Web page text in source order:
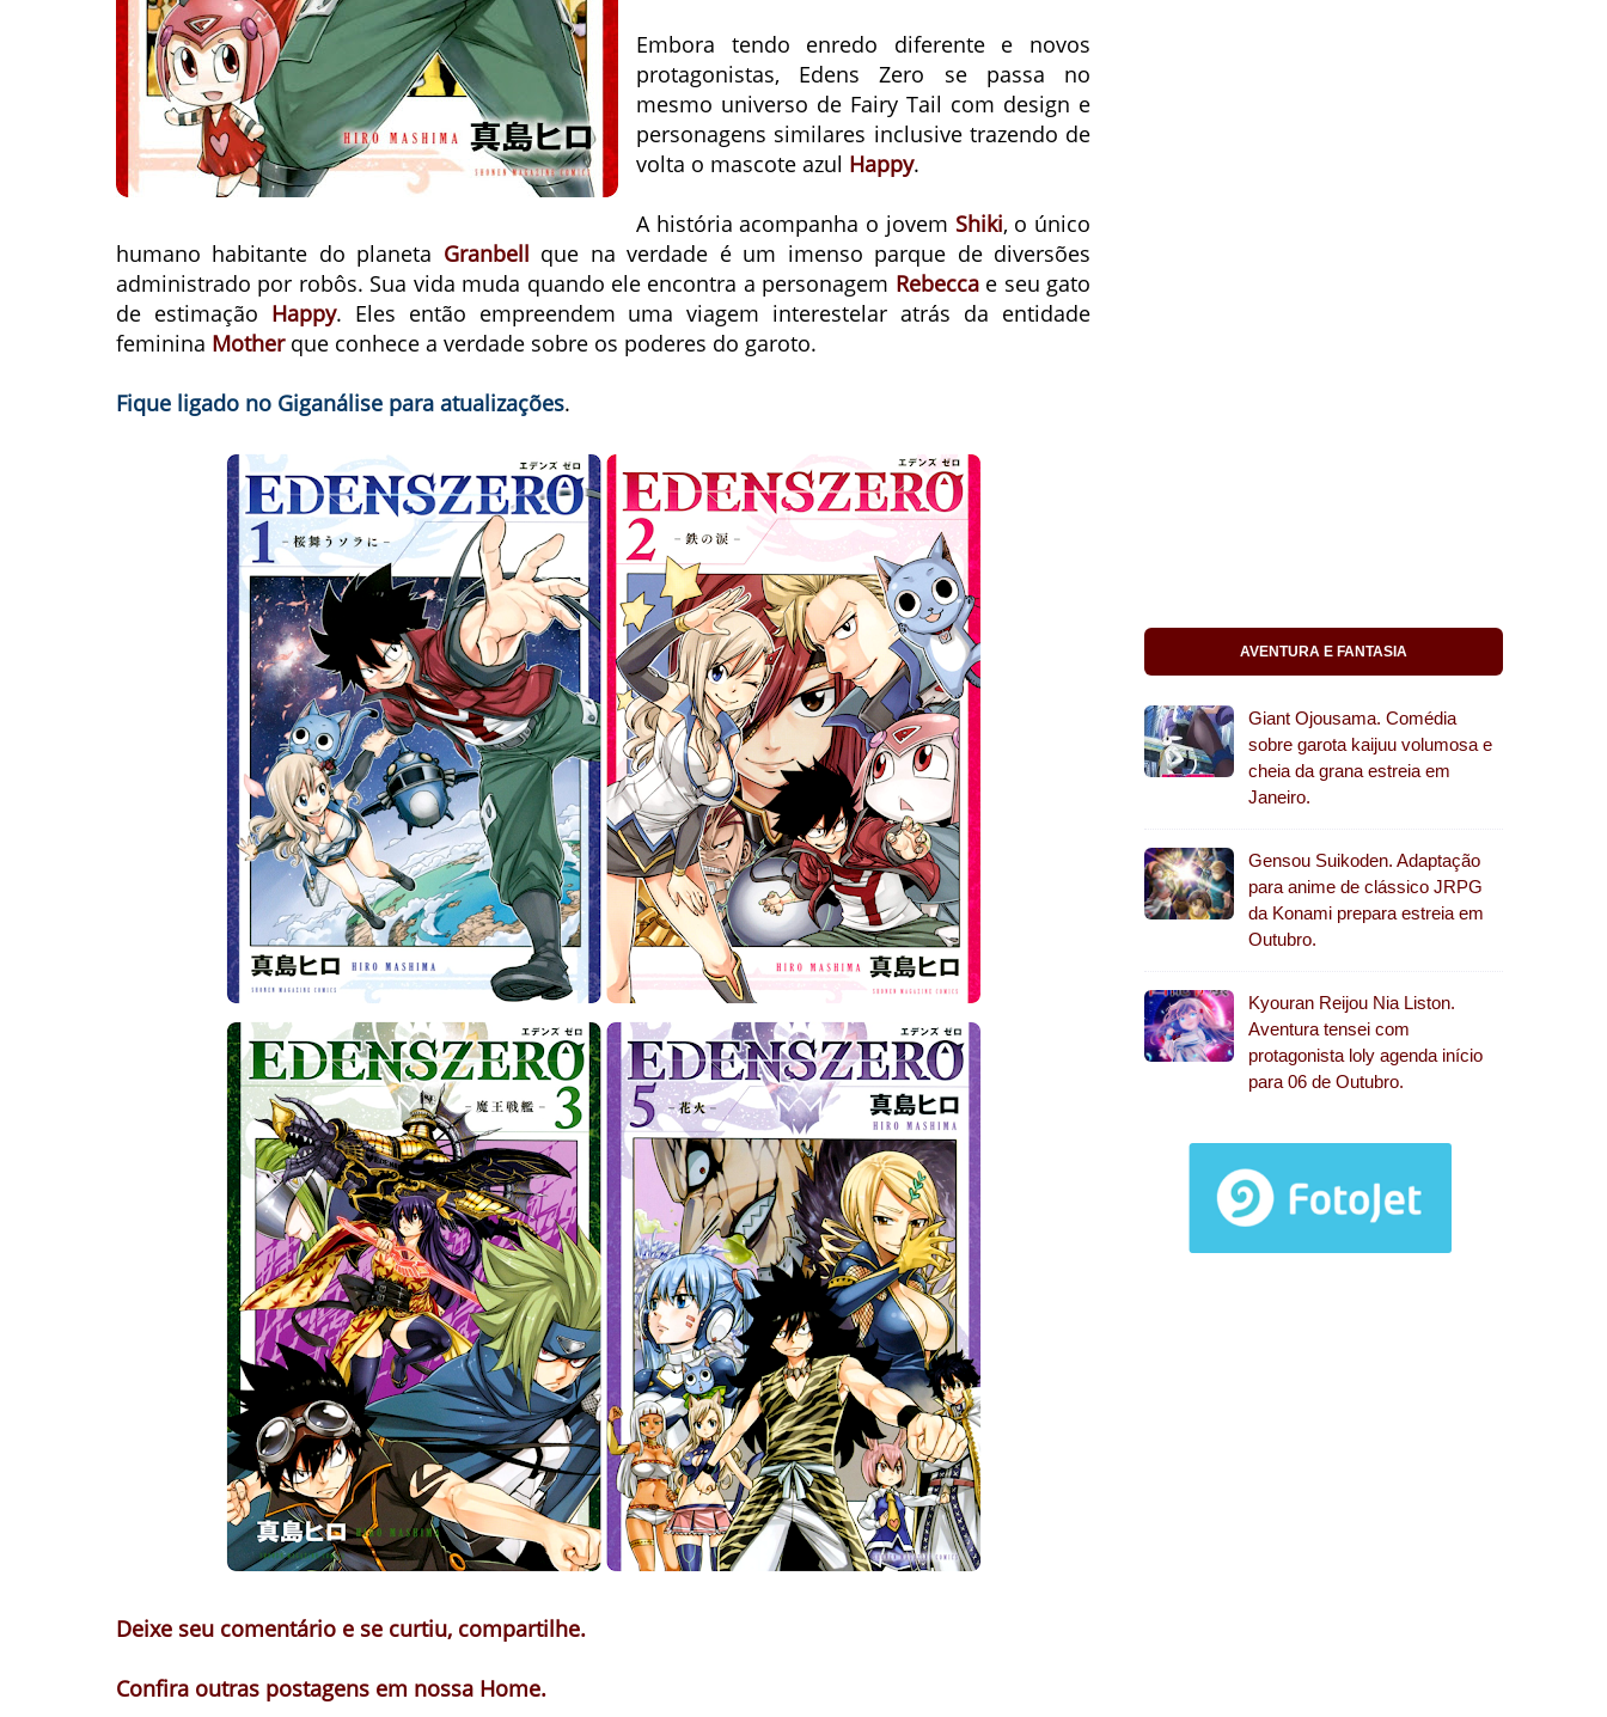
Embora tendo enredo diferente e novos
protagonistas, Edens Zero se passa no
mesmo universo de Fairy Tail com design e
personagens similares inclusive trazendo de
volta o mascote azul Happy.
A história acompanha o jovem Shiki, o único
humano habitante do planeta Granbell que na verdade é um imenso parque de diversões
administrado por robôs. Sua vida muda quando ele encontra a personagem Rebeccae seu gato
de estimação Happy. Eles então empreendem uma viagem interestelar atrás da entidade
feminina Motherque conhece a verdade sobre os poderes do garoto.
Fique ligado no Giganálise para atualizações.
Deixe seu comentário e se curtiu, compartilhe.
Confira outras postagens em nossa Home.
AVENTURA E FANTASIA
Giant Ojousama. Comédia
sobre garota kaijuu volumosa e
cheia da grana estreia em
Janeiro.
Gensou Suikoden. Adaptação
para anime de clássico JRPG
da Konami prepara estreia em
Outubro.
Kyouran Reijou Nia Liston.
Aventura tensei com
protagonista loly agenda início
para 06 de Outubro.